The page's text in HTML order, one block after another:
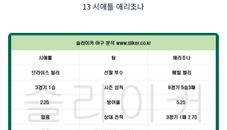
13 시애틀 애리조나